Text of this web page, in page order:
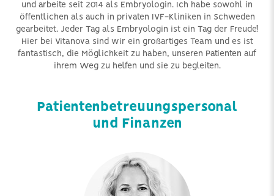
und arbeite seit 2014 als Embryologin. Ich habe sowohl in
öffentlichen als auch in privaten IVF-Kliniken in Schweden
gearbeitet. Jeder Tag als Embryologin ist ein Tag der Freude!
Hier bei Vitanova sind wir ein großartiges Team und es ist
fantastisch, die Möglichkeit zu haben, unseren Patienten auf
ihrem Weg zu helfen und sie zu begleiten.
Patientenbetreuungspersonal
und Finanzen